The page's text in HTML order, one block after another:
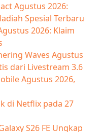
Agustus 2026:
Spesial Terbaru
2026: Klaim
Waves Agustus
dari Livestream 3.6
Agustus 2026,
di Netflix pada 27
S26 FE Ungkap